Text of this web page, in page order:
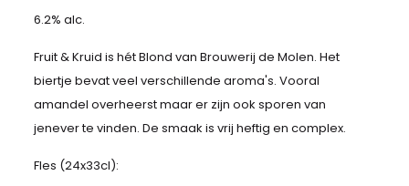
6.2% alc.
Fruit & Kruid is hét Blond van Brouwerij de Molen. Het
biertje bevat veel verschillende aroma's. Vooral
amandel overheerst maar er zijn ook sporen van
jenever te vinden. De smaak is vrij heftig en complex.
Fles (24x33cl):